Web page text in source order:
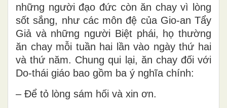
những người đạo đức còn ăn chay vì lòng
sốt sắng, như các môn đệ của Gio-an Tẩy
Giả và những người Biệt phái, họ thường
ăn chay mỗi tuần hai lần vào ngày thứ hai
và thứ năm. Chung qui lại, ăn chay đối với
Do-thái giáo bao gồm ba ý nghĩa chính:
– Để tỏ lòng sám hối và xin ơn.